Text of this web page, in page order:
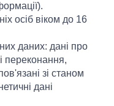
осіб віком до 16
даних: дані про
переконання,
зі станом
дані